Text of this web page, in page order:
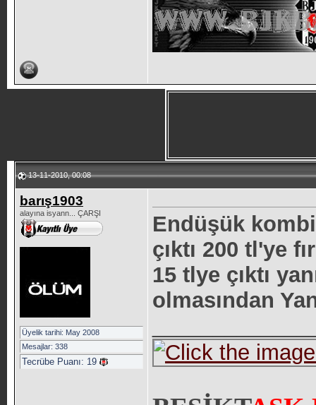
13-11-2010, 00:08
barış1903
alayına isyann... ÇARŞI
Üyelik tarihi: May 2008
Mesajlar: 338
Tecrübe Puanı: 19
Endüşük
çıktı 200 tl'ye
15 tlye çıktı
olmasından